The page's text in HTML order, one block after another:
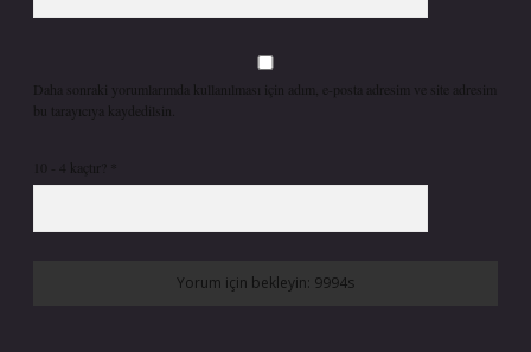
Daha sonraki yorumlarımda kullanılması için adım, e-posta adresim ve site adresim
bu tarayıcıya kaydedilsin.
10 - 4 kaçtır?